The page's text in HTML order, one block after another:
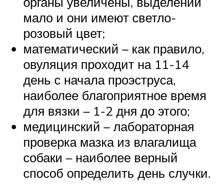
мало и они имеют светло-
розовый цвет;
математический – как правило,
овуляция проходит на 11-14
день с начала проэструса,
наиболее благоприятное время
для вязки – 1-2 дня до этого;
медицинский – лабораторная
проверка мазка из влагалища
собаки – наиболее верный
способ определить день случки.